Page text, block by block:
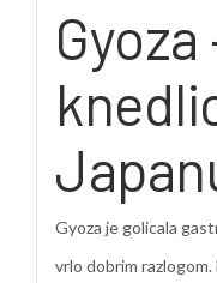
Gyoza je golicala
vrlo dobrim razlogom.